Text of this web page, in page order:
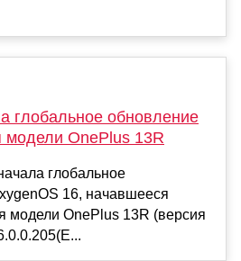
глобальное обновление
модели OnePlus 13R
глобальное
16, начавшееся
модели OnePlus 13R (версия